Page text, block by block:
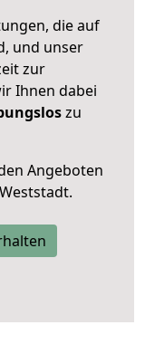
die auf
und unser
zur
Ihnen dabei
zu
Angeboten